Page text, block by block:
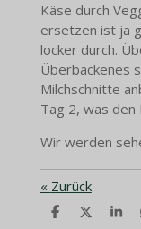
Käse durch
ersetzen ist ja
locker durch.
Überbackenes
Milchschnitte
Tag 2, was
Wir werden
« Zurück
T
T
T